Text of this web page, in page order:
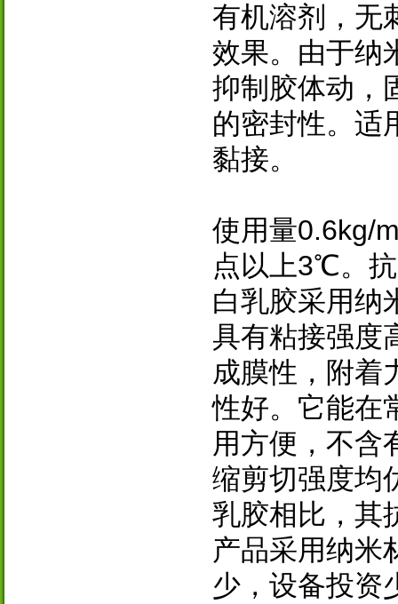
有机溶剂，无
效果。由于纳
抑制胶体动，
的密封性。适
黏接。
使用量0.6kg/
点以上3℃。
白乳胶采用纳
具有粘接强度
成膜性，附着
性好。它能在
用方便，不含
缩剪切强度均
乳胶相比，其
产品采用纳米
少，设备投资